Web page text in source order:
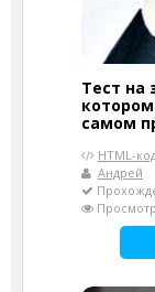
Тест на
самом
HTML-
Андрей